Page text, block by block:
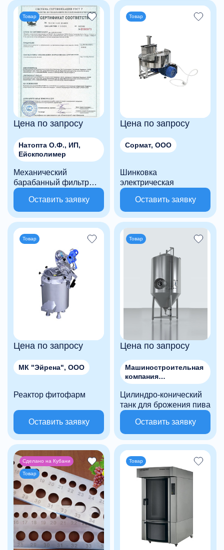
Товар
Цена по запросу
Натопта О.Ф., ИП,
Ейскполимер
Механический
барабанный фильтр
503 БК
Оставить заявку
Товар
Цена по запросу
Сормат, ООО
Шинковка
электрическая
Оставить заявку
Товар
Цена по запросу
МК "Эйрена", ООО
Реактор фитофарм
Оставить заявку
Товар
Цена по запросу
Машиностроительная
компания
"МЕТАЛЛСТРОЙМАШ"
, ООО
Цилиндро-конический
танк для брожения пива
Оставить заявку
Сделано на Кубани
Товар
Товар